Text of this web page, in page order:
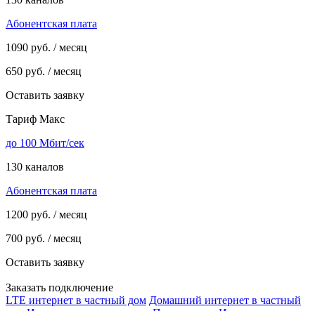
Абонентская плата
1090 руб. / месяц
650 руб. / месяц
Оставить заявку
Тариф Макс
до 100 Мбит/сек
130 каналов
Абонентская плата
1200 руб. / месяц
700 руб. / месяц
Оставить заявку
Заказать подключение
LTE интернет в частный дом Домашний интернет в частный